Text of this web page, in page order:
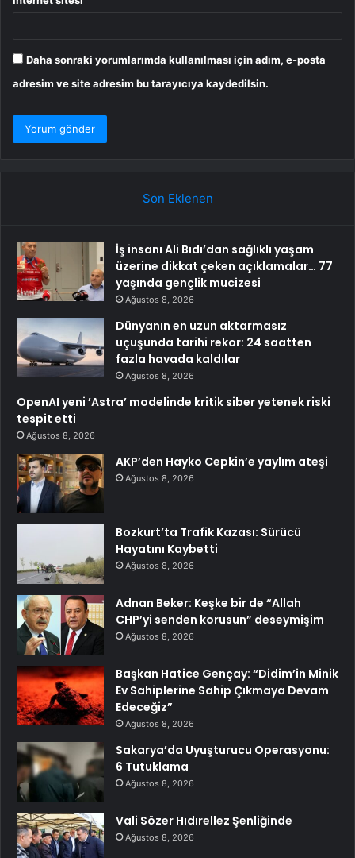
Daha sonraki yorumlarımda kullanılması için adım, e-posta
adresim ve site adresim bu tarayıcıya kaydedilsin.
Son Eklenen
İş insanı Ali Bıdı’dan sağlıklı yaşam
üzerine dikkat çeken açıklamalar… 77
yaşında gençlik mucizesi
Ağustos 8, 2026
Dünyanın en uzun aktarmasız
uçuşunda tarihi rekor: 24 saatten
fazla havada kaldılar
Ağustos 8, 2026
OpenAI yeni ’Astra’ modelinde kritik siber yetenek riski
tespit etti
Ağustos 8, 2026
AKP’den Hayko Cepkin’e yaylım ateşi
Ağustos 8, 2026
Bozkurt’ta Trafik Kazası: Sürücü
Hayatını Kaybetti
Ağustos 8, 2026
Adnan Beker: Keşke bir de “Allah
CHP’yi senden korusun” deseymişim
Ağustos 8, 2026
Başkan Hatice Gençay: “Didim’in Minik
Ev Sahiplerine Sahip Çıkmaya Devam
Edeceğiz”
Ağustos 8, 2026
Sakarya’da Uyuşturucu Operasyonu:
6 Tutuklama
Ağustos 8, 2026
Vali Sözer Hıdırellez Şenliğinde
Ağustos 8, 2026